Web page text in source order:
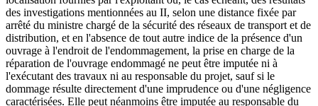
des investigations mentionnées au II, selon une distance fixée par
arrêté du ministre chargé de la sécurité des réseaux de transport et de
distribution, et en l'absence de tout autre indice de la présence d'un
ouvrage à l'endroit de l'endommagement, la prise en charge de la
réparation de l'ouvrage endommagé ne peut être imputée ni à
l'exécutant des travaux ni au responsable du projet, sauf si le
dommage résulte directement d'une imprudence ou d'une négligence
caractérisées. Elle peut néanmoins être imputée au responsable du